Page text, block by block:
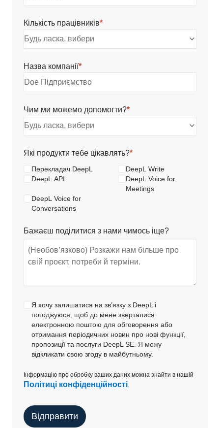
Кількість працівників*
Будь ласка, вибери
Назва компанії*
Чим ми можемо допомогти?*
Будь ласка, вибери
Які продукти тебе цікавлять?*
Перекладач DeepL
DeepL Write
DeepL API
DeepL Voice for
Meetings
DeepL Voice for
Conversations
Бажаєш поділитися з нами чимось іще?
Я хочу залишатися на зв’язку з DeepL і
погоджуюся, щоб до мене зверталися
електронною поштою для обговорення або
отримання періодичних новин про нові функції,
пропозиції та послуги DeepL SE. Я можу
відкликати свою згоду в майбутньому.
Інформацію про обробку ваших даних можна знайти в нашій
Політиці конфіденційності.
Відправити